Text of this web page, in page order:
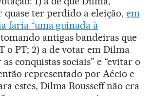
quase ter perdido a eleição,em
faria “uma guinada à
antigas bandeiras que
o PT; 2) a de votar em Dilma
conquistas sociais” e “evitar o
representado por Aécio e
estes, Dilma Rousseff não era